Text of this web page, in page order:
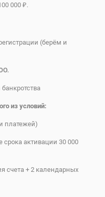
000 ₽.
(берём и
из условий:
платежей)
срока активации 30 000
счета + 2 календарных